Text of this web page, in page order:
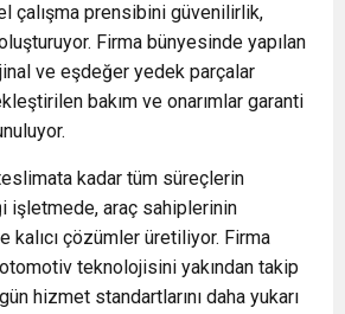
çalışma prensibini güvenilirlik,
Firma bünyesinde yapılan
ve eşdeğer yedek parçalar
bakım ve onarımlar garanti
kadar tüm süreçlerin
araç sahiplerinin
kalıcı çözümler üretiliyor. Firma
teknolojisini yakından takip
hizmet standartlarını daha yukarı